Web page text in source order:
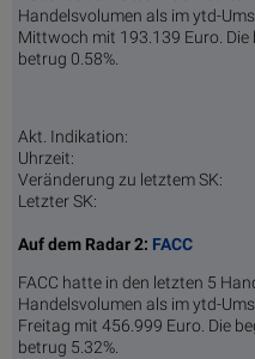
Handelsvolumen als im ytd-
Mittwoch mit 193.139 Euro.
betrug 0.58%.
Akt. Indikation:
Uhrzeit:
Veränderung zu letztem SK:
Letzter SK:
Auf dem Radar 2: FACC
FACC hatte in den letzten 5
Handelsvolumen als im ytd-
Freitag mit 456.999 Euro. Die
betrug 5.32%.